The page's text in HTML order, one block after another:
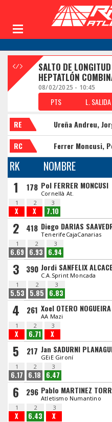
SALTO DE LONGITUD
HEPTATLÓN
08/02/2025 - 10:45
PTS L. SALIDA
RE Ureña Andreu,
RC Ferrer Moncusi,
RK NOMBRE
1 178 Pol FERRER MONCUSI
Cornellà At.
1
X
2
X
3
7.10
2 418 Diego DARIAS
TenerifeCajaCanarias
1
6.69
2
6.93
3
6.94
3 390 Jordi SANFELIX
C.A.Sprint Moncada
1
5.53
2
5.85
3
6.83
4 261 Xoel OTERO NOGUEIRA
AA Mazi
1
X
2
6.71
3
X
5 217 Jan SADURNI
GEiE Gironí
1
6.17
2
6.18
3
6.47
6 296 Pablo MARTINEZ
Atletismo Numantino
1
X
2
6.43
3
X